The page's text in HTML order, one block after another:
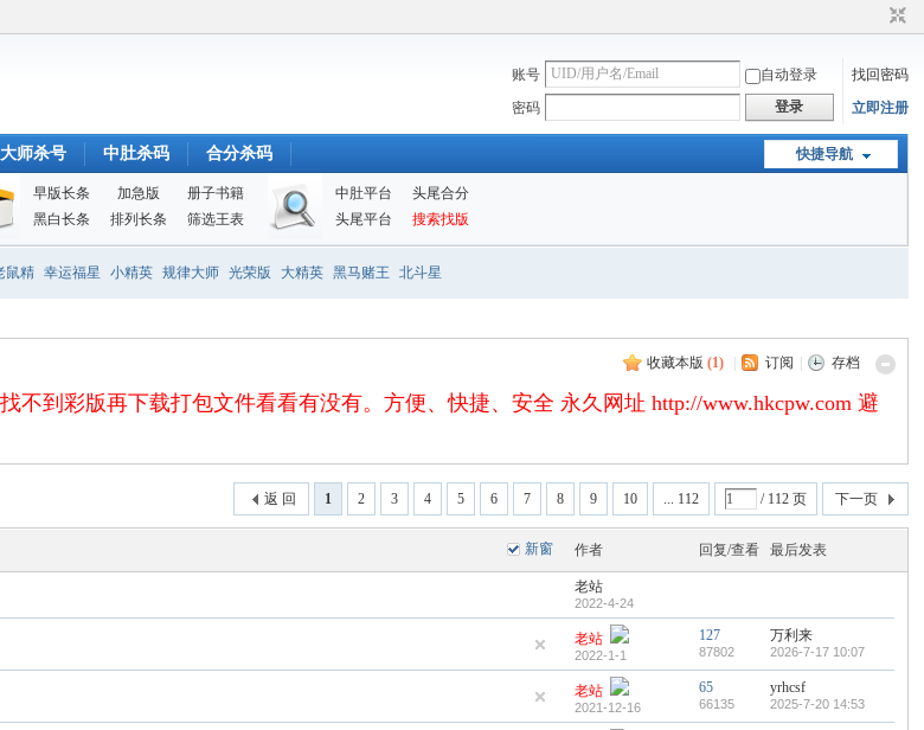
账号 自动登录
找回密码
密码
登录 立即注册
快捷导航
大师杀号 中肚杀码 合分杀码
早版长条 加急版
册子书籍
黑白长条
排列长条 筛选王表
中肚平台
头尾合分
头尾平台
搜索找版
鼠精 幸运福星 小精英 规律大师 光荣版 大精英 黑马赌王 北斗星
收藏本版 (1) 订阅 存档
到彩版再下载打包文件看看有没有。方便、快捷、安全 永久网址 http://www.hkcpw.com 避
1 2 3 4 5 6 7 8 9 10 ... 112 / 112 页 下一页
返 回
新窗 作者 回复/查看 最后发表
老站
2022-4-24
老站
2022-1-1
127
87802
万利来
2026-7-17 10:07
老站
2021-12-16
65
66135
yrhcsf
2025-7-20 14:53